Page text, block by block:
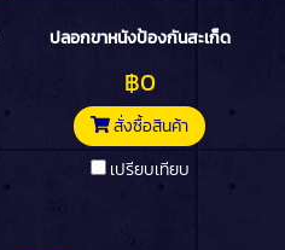
ปลอกขาหนังป้องกันสะเก็ด
฿0
สั่งซื้อสินค้า
เปรียบเทียบ